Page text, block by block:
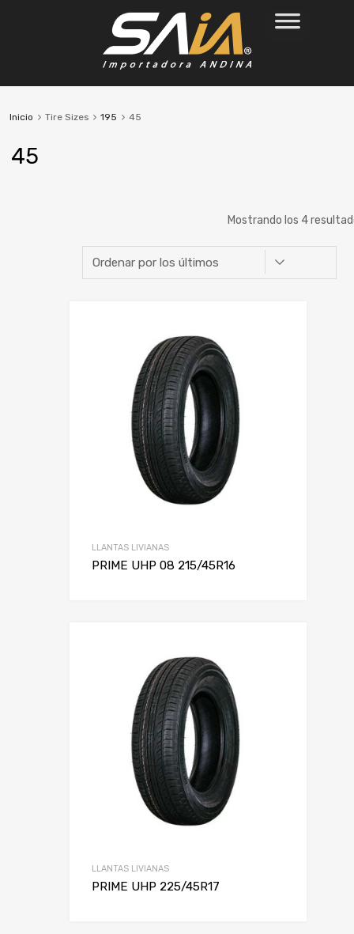
Inicio Tire Sizes 195 45
45
Mostrando los 4
LLANTAS LIVIANAS
PRIME UHP 08 215/45R16
LLANTAS LIVIANAS
PRIME UHP 225/45R17